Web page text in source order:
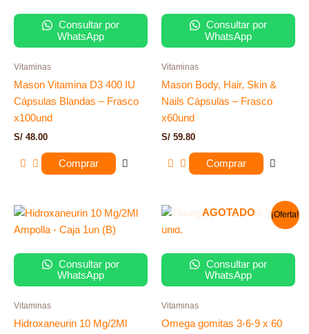
Consultar por
WhatsApp
Vitaminas
Mason Vitamina D3 400 IU
Cápsulas Blandas – Frasco
x100und
S/ 48.00
Comprar
Consultar por
WhatsApp
Vitaminas
Mason Body, Hair, Skin &
Nails Cápsulas – Frasco
x60und
S/ 59.80
Comprar
Consultar por
WhatsApp
Vitaminas
Hidroxaneurin 10 Mg/2Ml
¡Oferta!
AGOTADO
Consultar por
WhatsApp
Vitaminas
Omega gomitas 3-6-9 x 60
El
precio
El